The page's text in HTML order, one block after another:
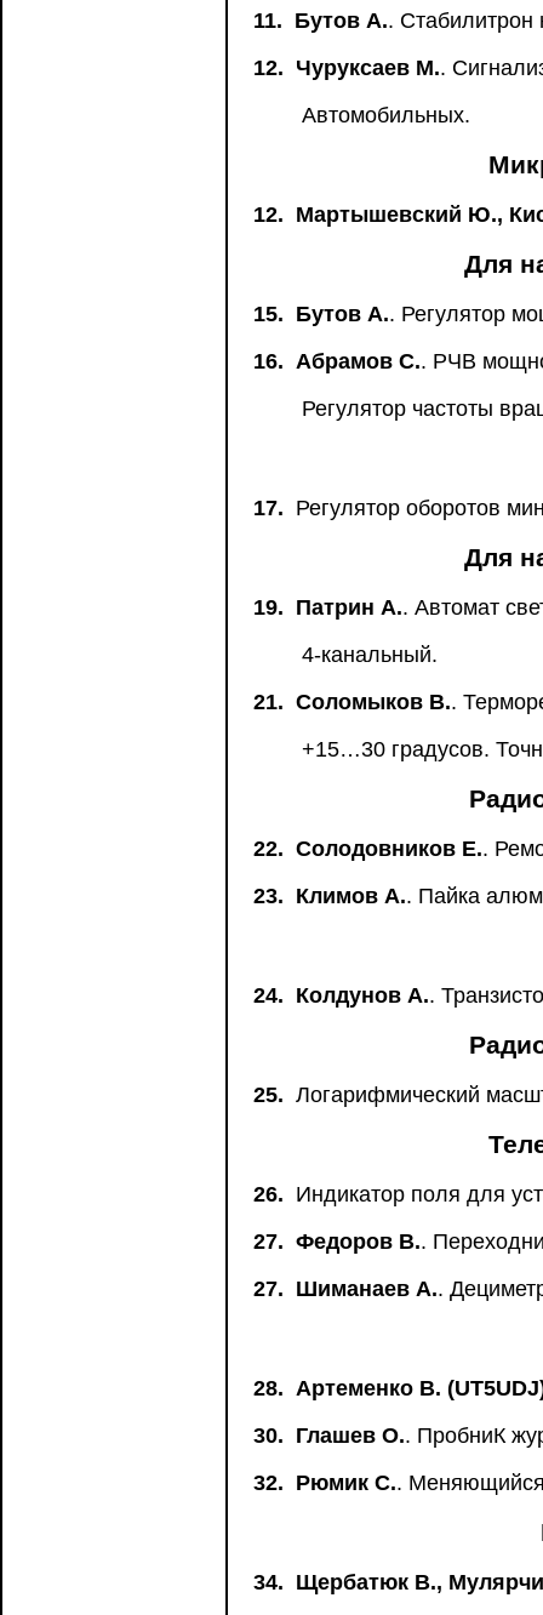
11. Бутов А.. Стабилитрон
12. Чуруксаев М..
Автомобильных.
12. Мартышевский Ю.,
Для
15. Бутов А.. Регулятор
16. Абрамов С.. РЧВ
Регулятор частоты
17. Регулятор оборотов
Для
19. Патрин А.. Автомат
4-канальный.
21. Соломыков В..
+15…30 градусов.
22. Солодовников Е..
23. Климов А.. Пайка
24. Колдунов А..
25. Логарифмический
26. Индикатор поля для
27. Федоров В..
27. Шиманаев А..
28. Артеменко В.
30. Глашев О.. ПробниК
32. Рюмик С.. Меняющийся
34. Щербатюк В.,